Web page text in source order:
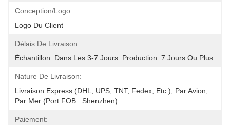
Conception/logo:
Logo Du Client
Délais De Livraison:
Échantillon: Dans Les 3-7 Jours. Production: 7 Jours Ou Plus
Nature De Livraison:
Livraison Express (DHL, UPS, TNT, Fedex, Etc.), Par Avion,
Par Mer (port FOB : Shenzhen)
Paiement: